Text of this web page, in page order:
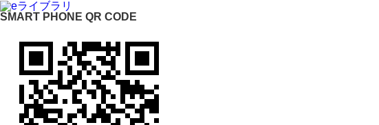
SMART PHONE QR CODE